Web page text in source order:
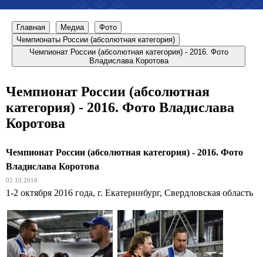
Главная Медиа
Фото
Чемпионаты России (абсолютная категория)
Чемпионат России (абсолютная категория) - 2016. Фото
Владислава Коротова
Чемпионат России (абсолютная
категория) - 2016. Фото Владислава
Коротова
Чемпионат России (абсолютная категория) - 2016. Фото
Владислава Коротова
02.10.2016
1-2 октября 2016 года, г. Екатеринбург, Свердловская область